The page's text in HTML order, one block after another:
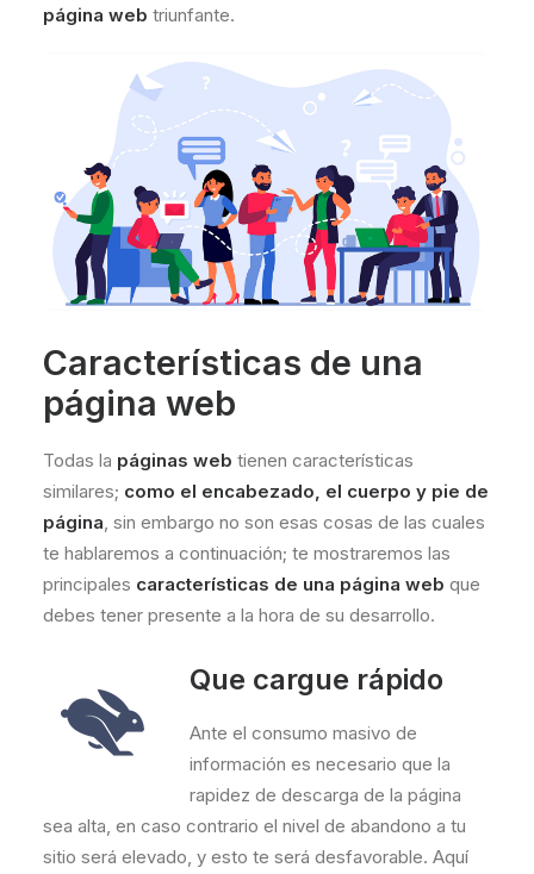
página web triunfante.
Características de una
página web
Todas la páginas web tienen características
similares; como el encabezado, el cuerpo y pie de
página , sin embargo no son esas cosas de las cuales
te hablaremos a continuación; te mostraremos las
principales características de una página web que
debes tener presente a la hora de su desarrollo.
Que cargue rápido
Ante el consumo masivo de
información es necesario que la
rapidez de descarga de la página
sea alta, en caso contrario el nivel de abandono a tu
sitio será elevado, y esto te será desfavorable. Aquí